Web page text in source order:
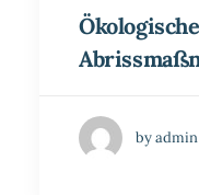
by admin